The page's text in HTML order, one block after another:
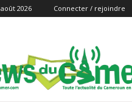
2026 Connecter / rejoindre